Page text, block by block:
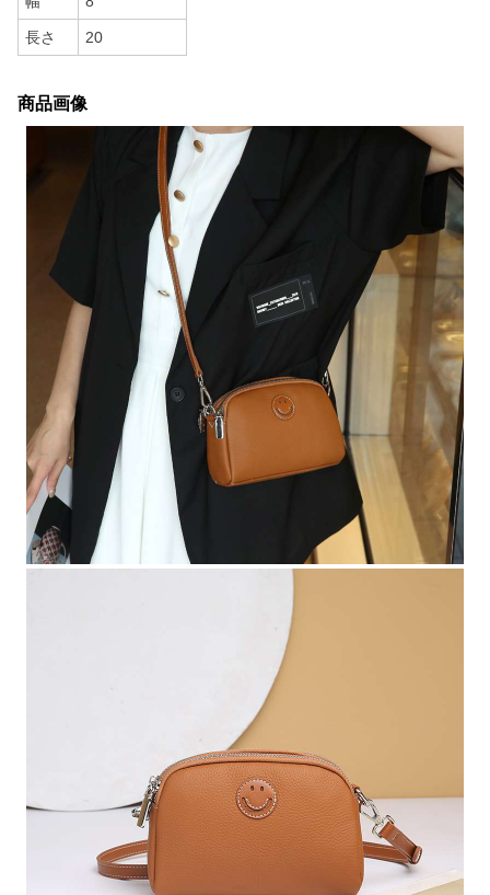
長さ 20
商品画像